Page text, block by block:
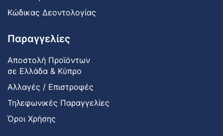
Κώδικας Δεοντολογίας
Παραγγελίες
Αποστολή Προϊόντων
σε Ελλάδα & Κύπρο
Αλλαγές / Επιστροφές
Τηλεφωνικές Παραγγελίες
Όροι Χρήσης